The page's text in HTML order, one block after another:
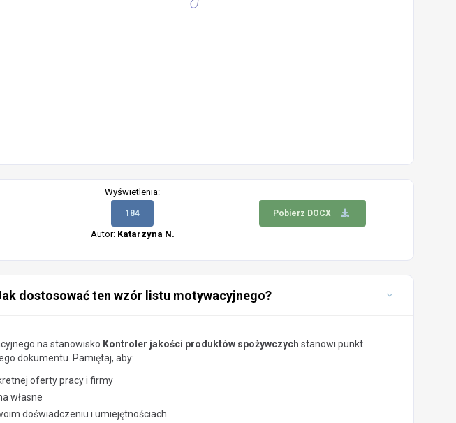
Wyświetlenia:
184 Pobierz DOCX
Autor: Katarzyna N.
dostosować ten wzór listu motywacyjnego?
na stanowisko Kontroler jakości produktów spożywczych stanowi punkt
dokumentu. Pamiętaj, aby:
oferty pracy i firmy
własne
doświadczeniu i umiejętnościach